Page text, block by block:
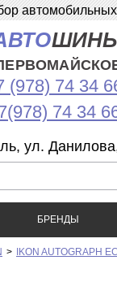
автомобильных
(978) 74 34
74 34
ул.
БРЕНДЫ
> IKON AUTOGRAPH